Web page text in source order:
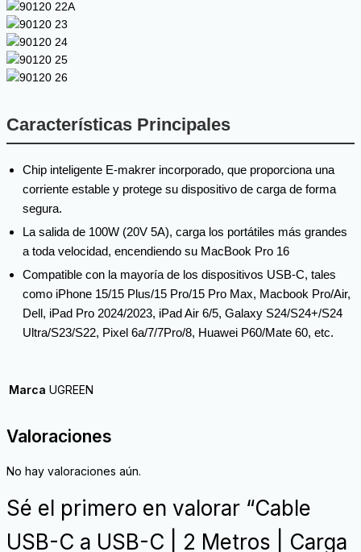
Características Principales
Chip inteligente E-makrer incorporado, que proporciona una
corriente estable y protege su dispositivo de carga de forma
segura.
La salida de 100W (20V 5A), carga los portátiles más grandes
a toda velocidad, encendiendo su MacBook Pro 16
Compatible con la mayoría de los dispositivos USB-C, tales
como iPhone 15/15 Plus/15 Pro/15 Pro Max, Macbook Pro/Air,
Dell, iPad Pro 2024/2023, iPad Air 6/5, Galaxy S24/S24+/S24
Ultra/S23/S22, Pixel 6a/7/7Pro/8, Huawei P60/Mate 60, etc.
Marca UGREEN
Valoraciones
No hay valoraciones aún.
Sé el primero en valorar “Cable
USB-C a USB-C | 2 Metros | Carga